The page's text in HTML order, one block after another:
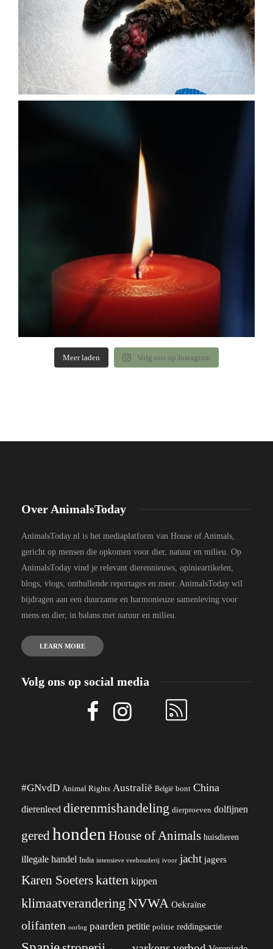
Meer laden Volg ons op Instagram
Over AnimalsToday
AnimalsToday.nl is het mediaplatform van House of Animals,
gericht op mensen die opkomen voor dier, natuur en milieu. Op
AnimalsToday vind je relevant dierennieuws, opinieartikelen,
blogs, vlogs, onthullende reportages en meer. AnimalsToday wil
bijdragen aan een duurzame en harmonieuze samenleving voor
mens en dier, in balans met natuur en milieu.
LEARN MORE
Volg ons op social media
#GNvdD Animal Rights Australië België bont China
dierenleed dierenmishandeling dierproeven dolfijnen
geredhonden House of Animals huisdieren
illegale handel India intensieve veehouderij ivoor jacht jagers
Karen Soeterskatten kippen
klimaatverandering NVWA Oekraïne
olifanten oorlog paarden petitie politie reddingsactie